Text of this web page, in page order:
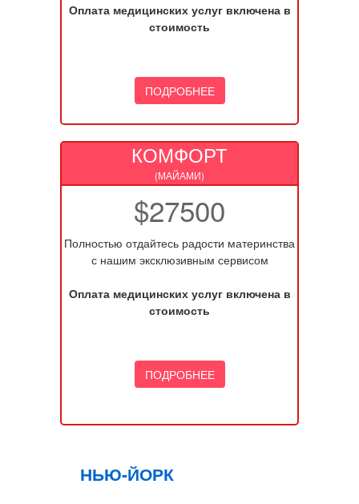
Оплата медицинских услуг включена в
стоимость
ПОДРОБНЕЕ
КОМФОРТ
(МАЙАМИ)
$27500
Полностью отдайтесь радости материнства
с нашим эксклюзивным сервисом
Оплата медицинских услуг включена в
стоимость
ПОДРОБНЕЕ
НЬЮ-ЙОРК